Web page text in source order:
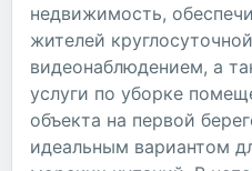
недвижимость,
жителей
видеонаблюдением, а
услуги по уборке
объекта на первой
идеальным вариантом